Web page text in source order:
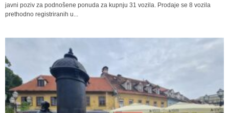
javni poziv za podnošene ponuda za kupnju 31 vozila. Prodaje se 8 vozila
prethodno registriranih u...